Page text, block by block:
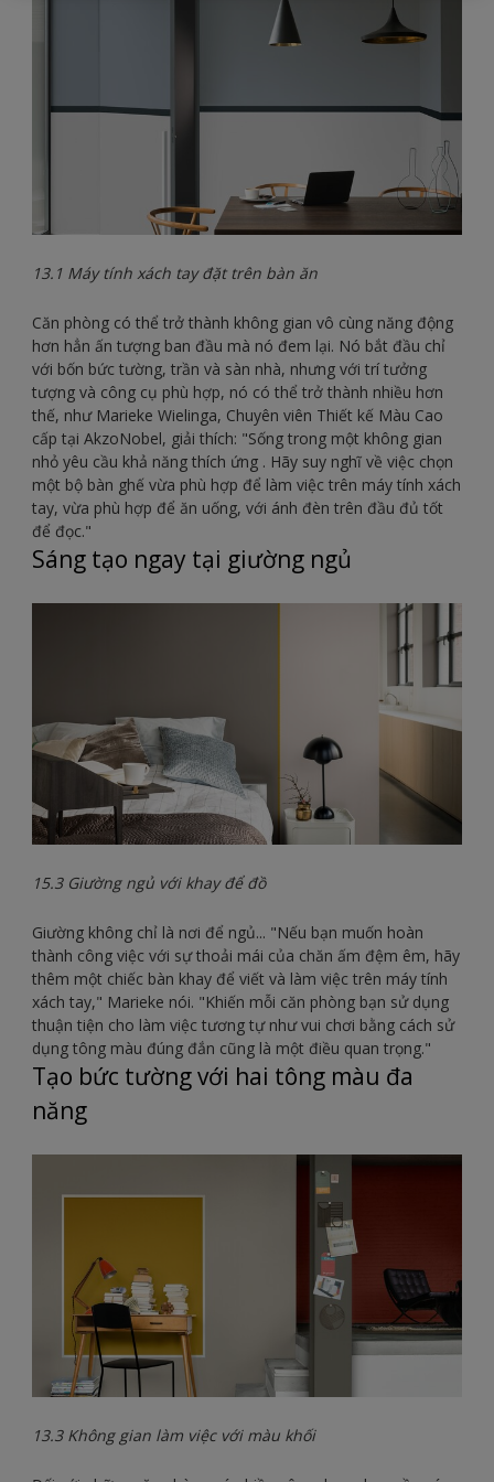
13.1 Máy tính xách tay đặt trên bàn ăn
Căn phòng có thể trở thành không gian vô cùng năng động
hơn hẳn ấn tượng ban đầu mà nó đem lại. Nó bắt đầu chỉ
với bốn bức tường, trần và sàn nhà, nhưng với trí tưởng
tượng và công cụ phù hợp, nó có thể trở thành nhiều hơn
thế, như Marieke Wielinga, Chuyên viên Thiết kế Màu Cao
cấp tại AkzoNobel, giải thích: "Sống trong một không gian
nhỏ yêu cầu khả năng thích ứng . Hãy suy nghĩ về việc chọn
một bộ bàn ghế vừa phù hợp để làm việc trên máy tính xách
tay, vừa phù hợp để ăn uống, với ánh đèn trên đầu đủ tốt
để đọc."
Sáng tạo ngay tại giường ngủ
15.3 Giường ngủ với khay để đồ
Giường không chỉ là nơi để ngủ... "Nếu bạn muốn hoàn
thành công việc với sự thoải mái của chăn ấm đệm êm, hãy
thêm một chiếc bàn khay để viết và làm việc trên máy tính
xách tay," Marieke nói. "Khiến mỗi căn phòng bạn sử dụng
thuận tiện cho làm việc tương tự như vui chơi bằng cách sử
dụng tông màu đúng đắn cũng là một điều quan trọng."
Tạo bức tường với hai tông màu đa
năng
13.3 Không gian làm việc với màu khối